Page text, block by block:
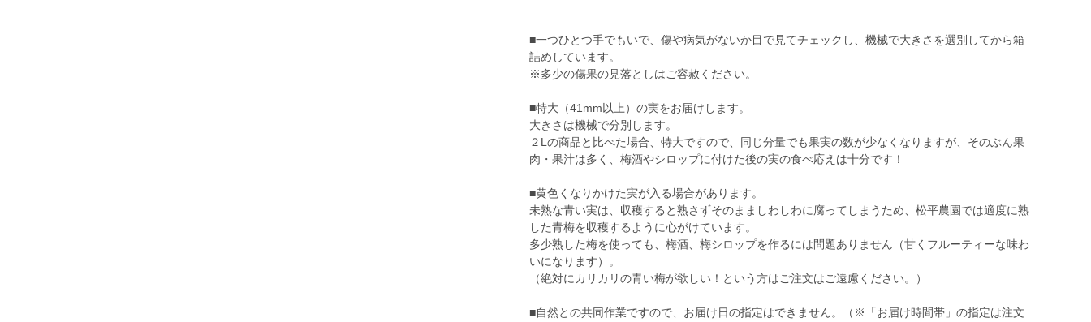
■一つひとつ手でもいで、傷や病気がないか目で見てチェックし、機械で大きさを選別してから箱
詰めしています。
※多少の傷果の見落としはご容赦ください。
■特大（41mm以上）の実をお届けします。
大きさは機械で分別します。
２Lの商品と比べた場合、特大ですので、同じ分量でも果実の数が少なくなりますが、そのぶん果
肉・果汁は多く、梅酒やシロップに付けた後の実の食べ応えは十分です！
■黄色くなりかけた実が入る場合があります。
未熟な青い実は、収穫すると熟さずそのまましわしわに腐ってしまうため、松平農園では適度に熟
した青梅を収穫するように心がけています。
多少熟した梅を使っても、梅酒、梅シロップを作るには問題ありません（甘くフルーティーな味わ
いになります）。
（絶対にカリカリの青い梅が欲しい！という方はご注文はご遠慮ください。）
■自然との共同作業ですので、お届け日の指定はできません。（※「お届け時間帯」の指定は注文